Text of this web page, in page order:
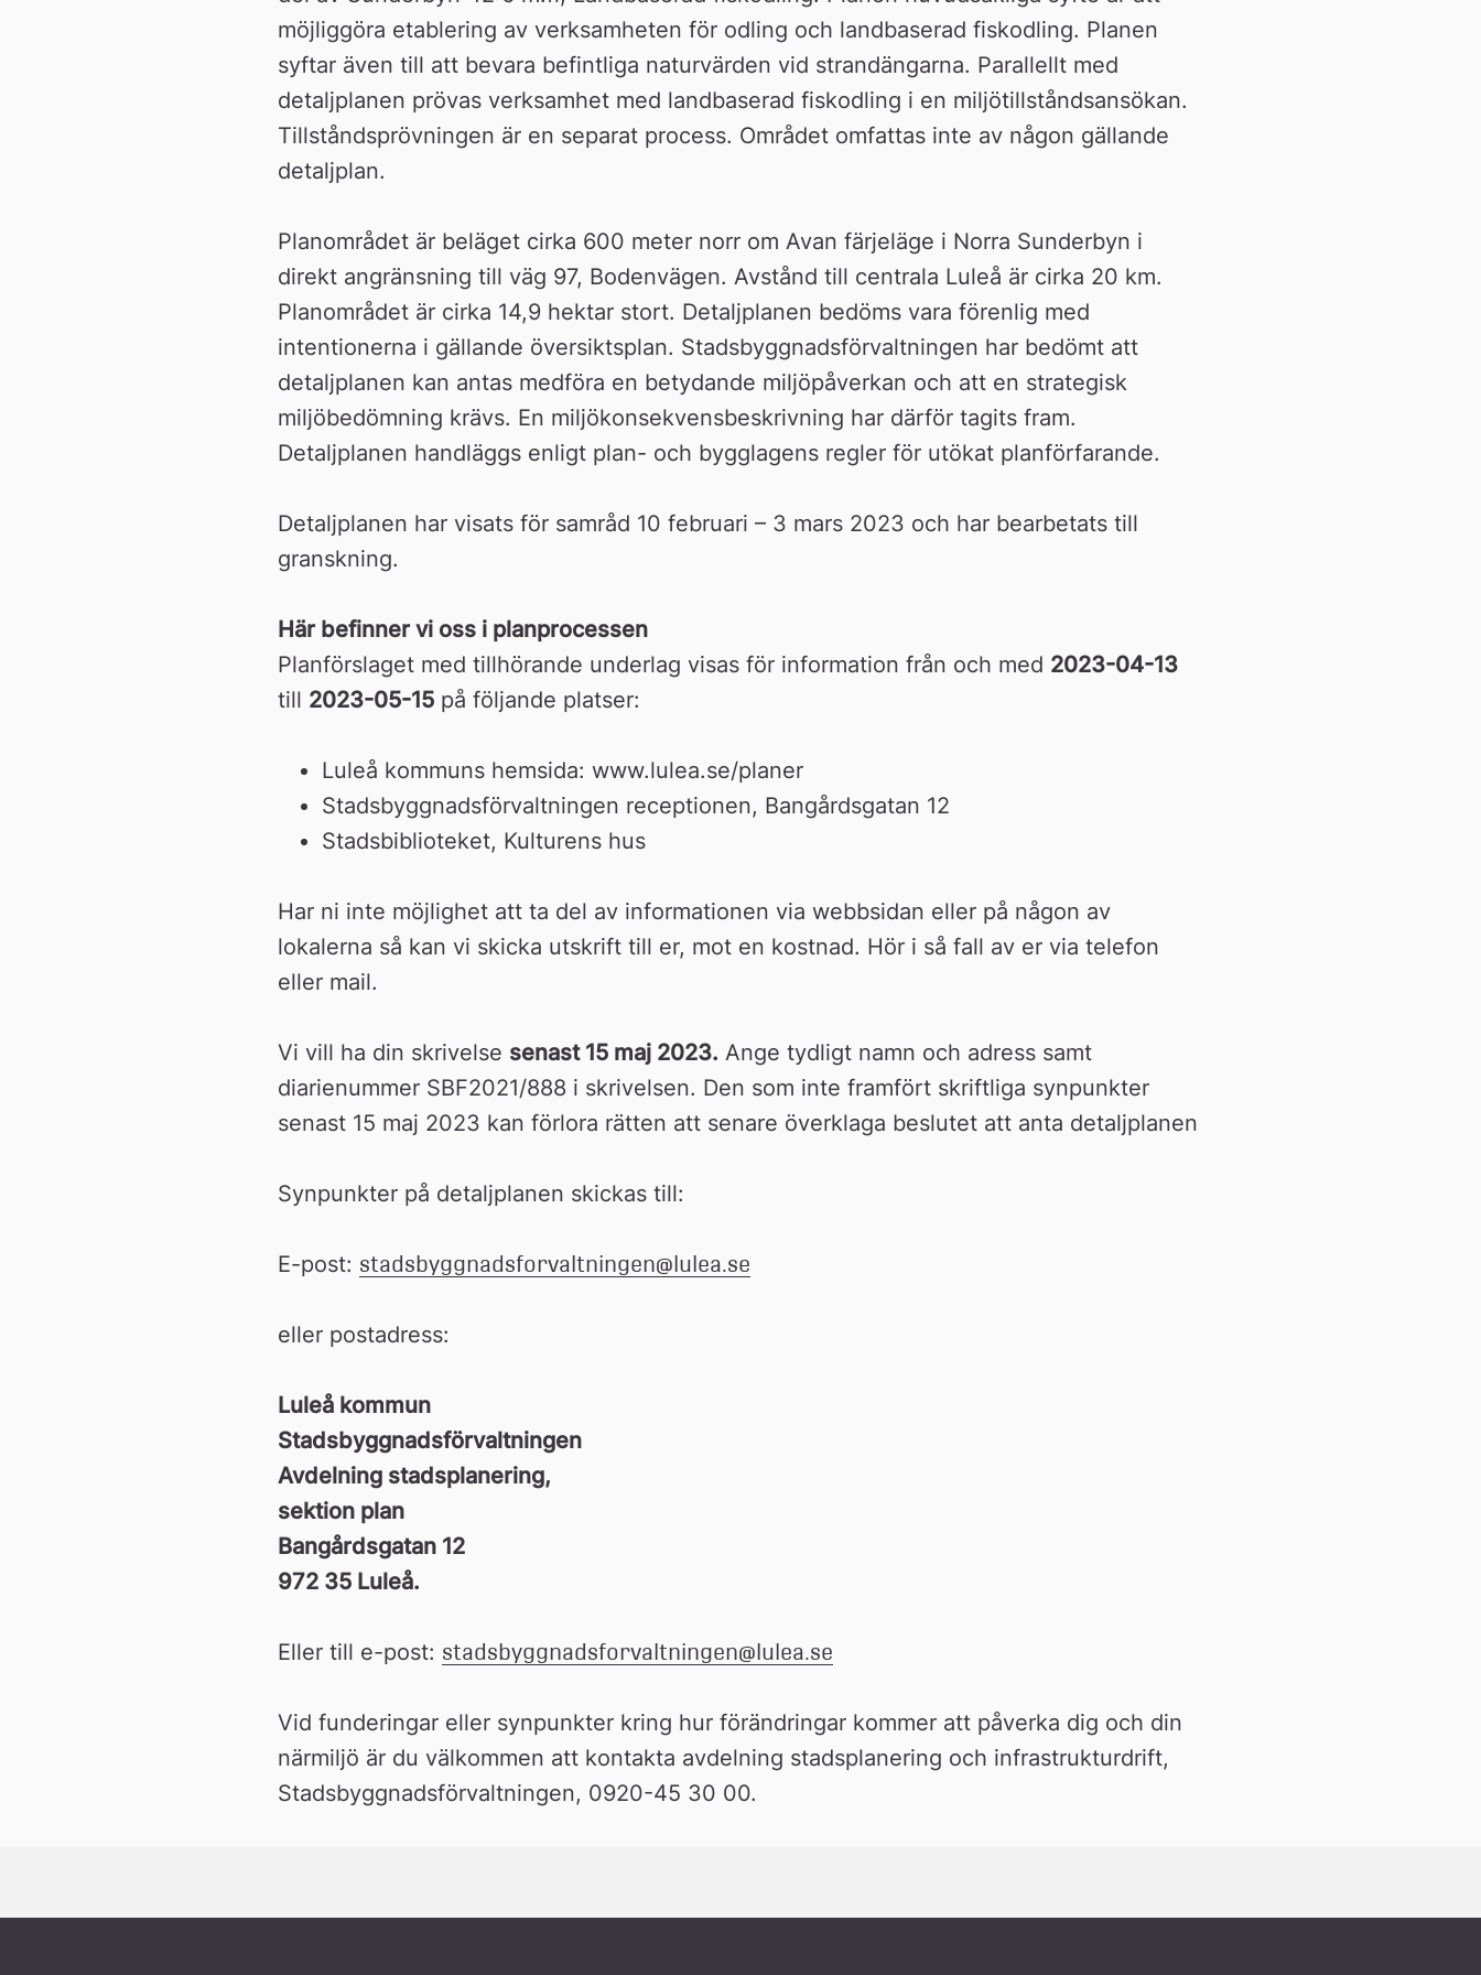
möjliggöra etablering av verksamheten för odling och landbaserad fiskodling. Planen
syftar även till att bevara befintliga naturvärden vid strandängarna. Parallellt med
detaljplanen prövas verksamhet med landbaserad fiskodling i en miljötillståndsansökan.
Tillståndsprövningen är en separat process. Området omfattas inte av någon gällande
detaljplan.
Planområdet är beläget cirka 600 meter norr om Avan färjeläge i Norra Sunderbyn i
direkt angränsning till väg 97, Bodenvägen. Avstånd till centrala Luleå är cirka 20 km.
Planområdet är cirka 14,9 hektar stort. Detaljplanen bedöms vara förenlig med
intentionerna i gällande översiktsplan. Stadsbyggnadsförvaltningen har bedömt att
detaljplanen kan antas medföra en betydande miljöpåverkan och att en strategisk
miljöbedömning krävs. En miljökonsekvensbeskrivning har därför tagits fram.
Detaljplanen handläggs enligt plan- och bygglagens regler för utökat planförfarande.
Detaljplanen har visats för samråd 10 februari – 3 mars 2023 och har bearbetats till
granskning.
Här befinner vi oss i planprocessen
Planförslaget med tillhörande underlag visas för information från och med 2023-04-13
till 2023-05-15 på följande platser:
Luleå kommuns hemsida: www.lulea.se/planer
Stadsbyggnadsförvaltningen receptionen, Bangårdsgatan 12
Stadsbiblioteket, Kulturens hus
Har ni inte möjlighet att ta del av informationen via webbsidan eller på någon av
lokalerna så kan vi skicka utskrift till er, mot en kostnad. Hör i så fall av er via telefon
eller mail.
Vi vill ha din skrivelse senast 15 maj 2023. Ange tydligt namn och adress samt
diarienummer SBF2021/888 i skrivelsen. Den som inte framfört skriftliga synpunkter
senast 15 maj 2023 kan förlora rätten att senare överklaga beslutet att anta detaljplanen
Synpunkter på detaljplanen skickas till:
E-post: stadsbyggnadsforvaltningen@lulea.se
eller postadress:
Luleå kommun
Stadsbyggnadsförvaltningen
Avdelning stadsplanering,
sektion plan
Bangårdsgatan 12
972 35 Luleå.
Eller till e-post: stadsbyggnadsforvaltningen@lulea.se
Vid funderingar eller synpunkter kring hur förändringar kommer att påverka dig och din
närmiljö är du välkommen att kontakta avdelning stadsplanering och infrastrukturdrift,
Stadsbyggnadsförvaltningen, 0920-45 30 00.